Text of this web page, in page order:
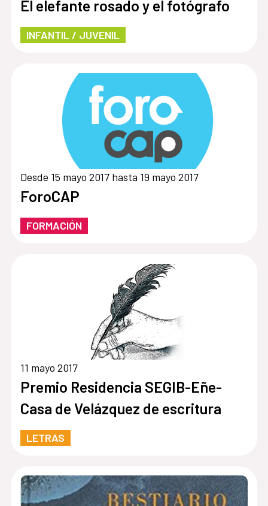
El elefante rosado y el fotógrafo
INFANTIL / JUVENIL
Desde 15 mayo 2017 hasta 19 mayo 2017
ForoCAP
FORMACIÓN
11 mayo 2017
Premio Residencia SEGIB-Eñe-
Casa de Velázquez de escritura
LETRAS